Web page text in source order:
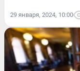
29 января, 2024, 10:00